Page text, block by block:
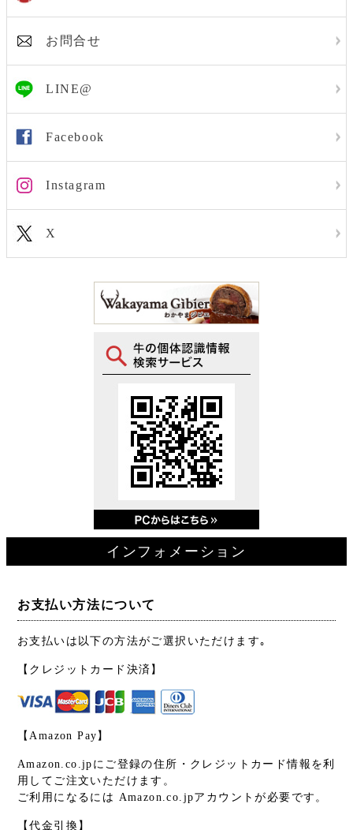
お問合せ
LINE@
Facebook
Instagram
X
インフォメーション
お支払い方法について
お支払いは以下の方法がご選択いただけます｡
【クレジットカード決済】
【Amazon Pay】
Amazon.co.jpにご登録の住所・クレジットカード情報を利
用してご注文いただけます。
ご利用になるには Amazon.co.jpアカウントが必要です。
【代金引換】